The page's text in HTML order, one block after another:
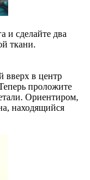
и сделайте два
ткани.
вверх в центр
проложите
Ориентиром,
находящийся